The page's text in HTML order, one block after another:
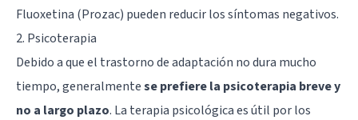
Fluoxetina (Prozac) pueden reducir los síntomas negativos.
2. Psicoterapia
Debido a que el trastorno de adaptación no dura mucho
tiempo, generalmentese prefiere la psicoterapia breve y
no a largo plazo. La terapia psicológica es útil por los